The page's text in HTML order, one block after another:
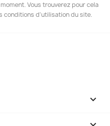
Vous trouverez pour cela
conditions d'utilisation du site.
